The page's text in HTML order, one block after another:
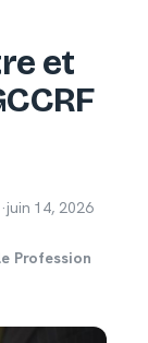
et
·juin 14, 2026
Profession